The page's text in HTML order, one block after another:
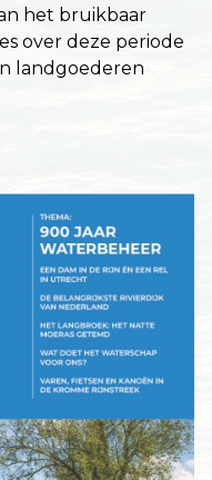
het bruikbaar
over deze periode
landgoederen